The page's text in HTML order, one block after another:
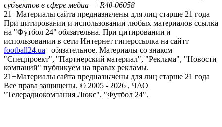
субъектов в сфере медиа — R40-06058
21+Материалы сайта предназначены для лиц старше 21 года
При цитировании и использовании любых материалов ссылка
на "Футбол 24" обязательна. При цитировании и
использовании в сети Интернет гиперссылка на сайтт
football24.ua
обязательное. Материалы со знаком
"Спецпроект", "Партнерский материал", "Реклама", "Новости
компаний" публикуем на правах рекламы.
21+Материалы сайта предназначены для лиц старше 21 года
Все права защищены. © 2005 - 2026 , ЧАО
"Телерадиокомпания Люкс". "Футбол 24".